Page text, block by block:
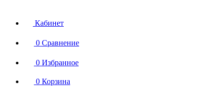
Кабинет
0 Сравнение
0 Избранное
0 Корзина